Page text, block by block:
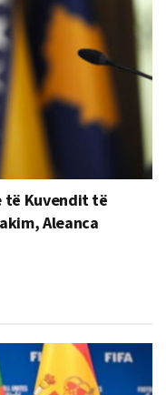
të Kuvendit të
Aleanca